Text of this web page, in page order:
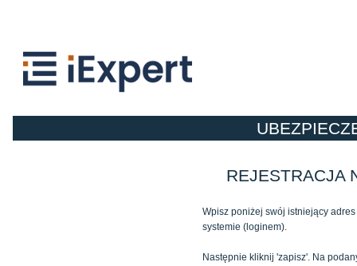
REJESTRACJA
Wpisz poniżej swój istniejący
systemie (loginem).
Następnie kliknij 'zapisz'. Na